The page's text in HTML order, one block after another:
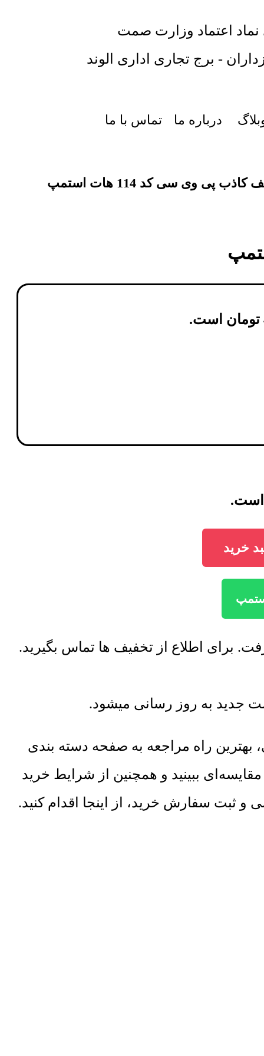
نماد اعتماد وزارت صمت
- برج تجاری اداری الوند
درباره ما تماس با ما
پی وی سی کد 114 هات استمپ
تومان است.
راه مراجعه به صفحه دسته بندی
ببینید و همچنین از شرایط خرید
سفارش خرید، از اینجا اقدام کنید.